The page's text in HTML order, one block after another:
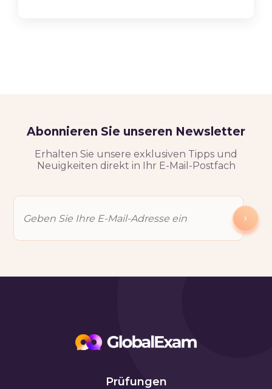
Abonnieren Sie unseren Newsletter
Erhalten Sie unsere exklusiven Tipps und
Neuigkeiten direkt in Ihr E-Mail-Postfach
Prüfungen